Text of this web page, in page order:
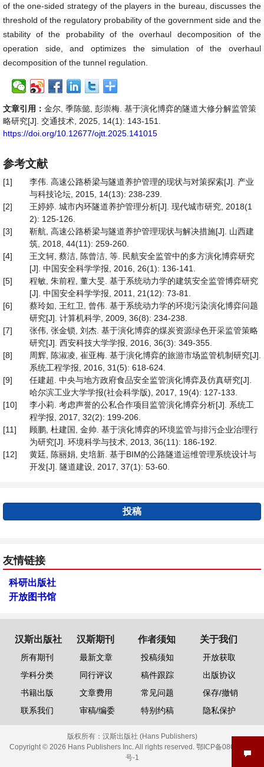
of the one-sided strategy of the players in the bureau, discusses the
threshold of the regulatory probability of the government side and the
stability of the probability of the overhaul decomposition of the
operation side, and optimizes the simulation of the overhaul
decomposition of the tunnel regulation.
文章引用： 金尔, 季陈懿, 彭崇梅. 基于演化博弈的隧道大修分解监管策
略研究[J]. 交通技术, 2025, 14(1): 143-151.
https://doi.org/10.12677/ojtt.2025.141015
参考文献
[1]
李伟. 高速公路桥梁与隧道养护管理的现状与对策探索[J]. 产业
与科技论坛, 2015, 14(13): 238-239.
[2]
王婷婷. 城市内环隧道养护管理分析[J]. 现代城市研究, 2018(1
2): 125-126.
[3]
靳航, 高速公路桥梁与隧道养护管理现状与解决措施[J]. 山西建
筑, 2018, 44(11): 259-260.
[4]
王文轲, 蔡洁, 陈曾洁, 等. 民航安全监管中的多方演化博弈研究
[J]. 中国安全科学学报, 2016, 26(1): 136-141.
[5]
程敏, 朱前程, 董大旻. 基于系统动力学的建筑安全监管博弈研究
[J]. 中国安全科学学报, 2011, 21(12): 73-81.
[6]
蔡玲如, 王红卫, 曾伟. 基于系统动力学的环境污染演化博弈问题
研究[J]. 计算机科学, 2009, 36(8): 234-238.
[7]
张伟, 张金锁, 刘杰. 基于演化博弈的煤炭资源绿色开采监管策略
研究[J]. 西安科技大学学报, 2016, 36(3): 349-355.
[8]
周辉, 陈淑凌, 崔亚梅. 基于演化博弈的旅游市场监管机制研究[J].
系统工程学报, 2016, 31(5): 618-624.
[9]
任建超. 中央与地方政府食品安全监管演化博弈及仿真研究[J].
哈尔滨工业大学学报(社会科学版), 2017, 19(4): 127-133.
[10]
李小莉. 考虑声誉的公私合作项目监管演化博弈分析[J]. 系统工
程学报, 2017, 32(2): 199-206.
[11]
顾鹏, 杜建国, 金帅. 基于演化博弈的环境监管与排污企业治理行
为研究[J]. 环境科学与技术, 2013, 36(11): 186-192.
[12]
黄廷, 陈丽娟, 史培新. 基于BIM的公路隧道运维管理系统设计与
开发[J]. 隧道建设, 2017, 37(1): 53-60.
投稿
友情链接
科研出版社
开放图书馆
汉斯出版社
所有期刊
学科分类
书籍出版
联系我们
汉斯期刊
最新文章
同行评议
文章费用
审稿/编委
作者须知
投稿须知
稿件跟踪
常见问题
特别约稿
关于我们
开放获取
出版协议
保存/撤销
隐私保护
版权所有： 汉斯出版社 (Hans Publishers)
Copyright © 2026 Hans Publishers Inc. All rights reserved. 鄂ICP备08006613
号-1